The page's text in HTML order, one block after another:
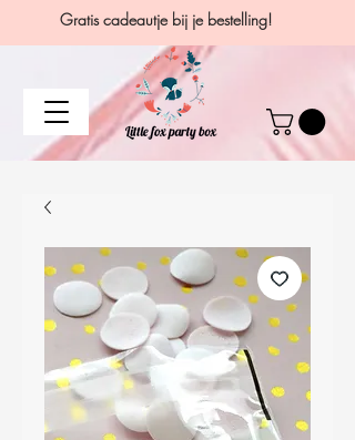
Gratis cadeautje bij je bestelling!